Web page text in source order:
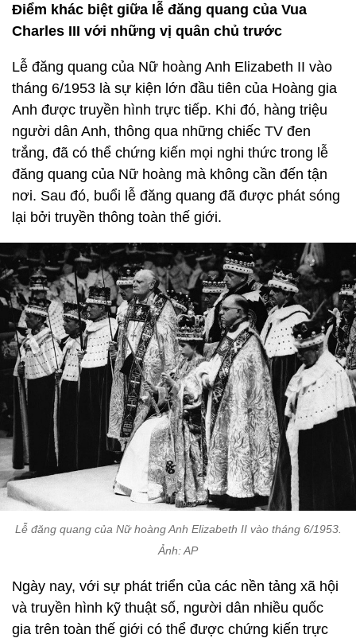
Điểm khác biệt giữa lễ đăng quang của Vua
Charles III với những vị quân chủ trước
Lễ đăng quang của Nữ hoàng Anh Elizabeth II vào
tháng 6/1953 là sự kiện lớn đầu tiên của Hoàng gia
Anh được truyền hình trực tiếp. Khi đó, hàng triệu
người dân Anh, thông qua những chiếc TV đen
trắng, đã có thể chứng kiến mọi nghi thức trong lễ
đăng quang của Nữ hoàng mà không cần đến tận
nơi. Sau đó, buổi lễ đăng quang đã được phát sóng
lại bởi truyền thông toàn thế giới.
Lễ đăng quang của Nữ hoàng Anh Elizabeth II vào tháng 6/1953.
Ảnh: AP
Ngày nay, với sự phát triển của các nền tảng xã hội
và truyền hình kỹ thuật số, người dân nhiều quốc
gia trên toàn thế giới có thể được chứng kiến trực